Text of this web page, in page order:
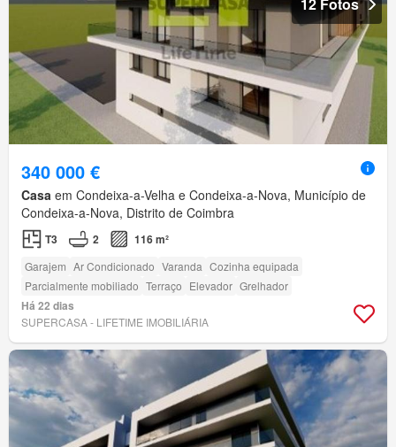
340 000 €
Casa em Condeixa-a-Velha e Condeixa-a-Nova, Município de
Condeixa-a-Nova, Distrito de Coimbra
T3 2 116 m²
Garajem Ar Condicionado Varanda Cozinha equipada
Parcialmente mobiliado Terraço Elevador Grelhador
Há 22 dias
SUPERCASA - LIFETIME IMOBILIÁRIA